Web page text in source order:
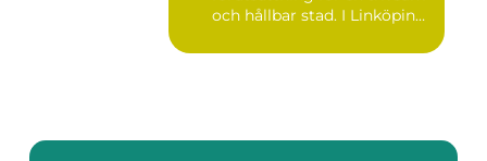
och hållbar stad. I Linköping